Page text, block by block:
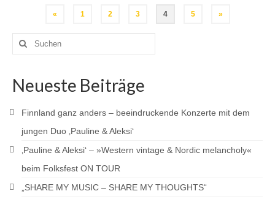
Seitennummerierung
der
Beiträge
« 1 2 3 4 5 »
Suchen
nach:
Neueste Beiträge
Finnland ganz anders – beeindruckende Konzerte mit dem
jungen Duo ‚Pauline & Aleksi‘
‚Pauline & Aleksi‘ – »Western vintage & Nordic melancholy«
beim Folksfest ON TOUR
„SHARE MY MUSIC – SHARE MY THOUGHTS“